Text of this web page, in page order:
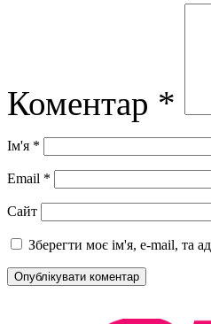
Коментар *
Ім'я *
Email *
Сайт
Зберегти моє ім'я, e-mail, та